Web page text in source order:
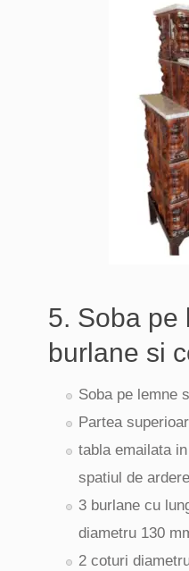
5. Soba pe
burlane si
Soba pe lemne
Partea
tabla emailata
spatiul de ardere
3 burlane cu
diametru 130
2 coturi